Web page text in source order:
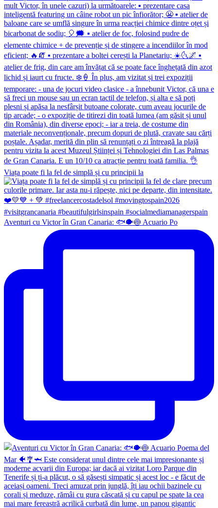
Viața poate fi la fel de simplă și cu principii la
Aventuri cu Victor în Gran Canaria: 🐟🐡🍥 Acuario Po